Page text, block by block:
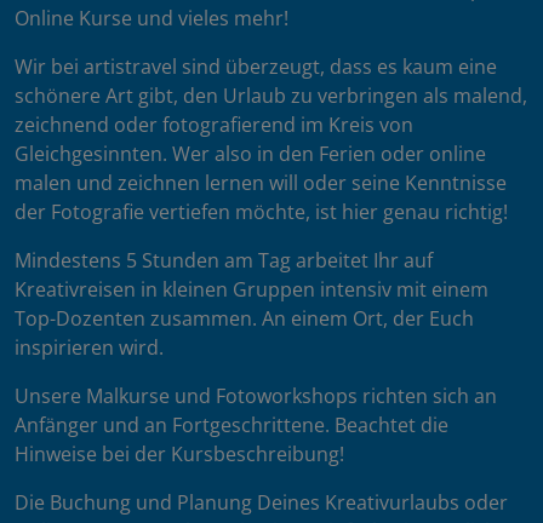
Online Kurse und vieles mehr!
Wir bei artistravel sind überzeugt, dass es kaum eine
schönere Art gibt, den Urlaub zu verbringen als malend,
zeichnend oder fotografierend im Kreis von
Gleichgesinnten. Wer also in den Ferien oder online
malen und zeichnen lernen will oder seine Kenntnisse
der Fotografie vertiefen möchte, ist hier genau richtig!
Mindestens 5 Stunden am Tag arbeitet Ihr auf
Kreativreisen in kleinen Gruppen intensiv mit einem
Top-Dozenten zusammen. An einem Ort, der Euch
inspirieren wird.
Unsere Malkurse und Fotoworkshops richten sich an
Anfänger und an Fortgeschrittene. Beachtet die
Hinweise bei der Kursbeschreibung!
Die Buchung und Planung Deines Kreativurlaubs oder